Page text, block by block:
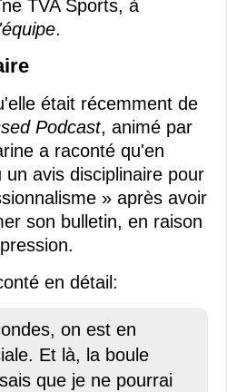
TVA Sports, à
.
était récemment de
Podcast, animé par
a raconté qu'en
avis disciplinaire pour
» après avoir
son bulletin, en raison
en détail:
on est en
Et là, la boule
que je ne pourrai